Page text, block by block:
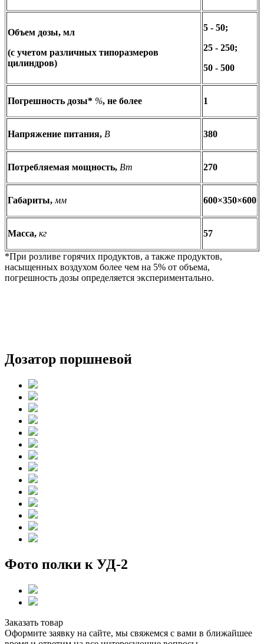
Объем дозы, мл
(с учетом различных типоразмеров
цилиндров)
5 - 50;
25 - 250;
50 - 500
Погрешность дозы* %, не более 1
Напряжение питания, В 380
Потребляемая мощность, Вт 270
Габариты, мм 600×350×600
Масса, кг 57
*При розливе горячих продуктов, а также продуктов,
насыщенных воздухом более чем на 5% от объема,
погрешность дозы определяется экспериментально.
Дозатор поршневой
Фото полки к УД-2
Заказать товар
Оформите заявку на сайте, мы свяжемся с вами в ближайшее